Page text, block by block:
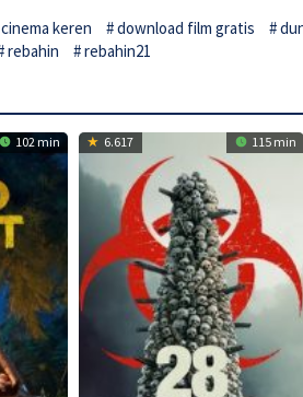
cinema keren download film gratis
rebahin
rebahin21
102 min 6.617 115 min